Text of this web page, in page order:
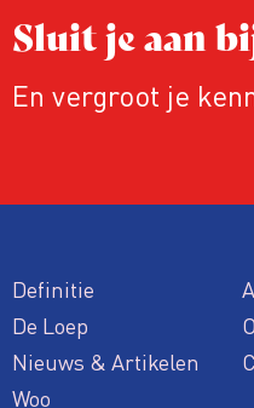
Sluit je aan
En vergroot je
Definitie
De Loep
Nieuws & Artikelen
Woo